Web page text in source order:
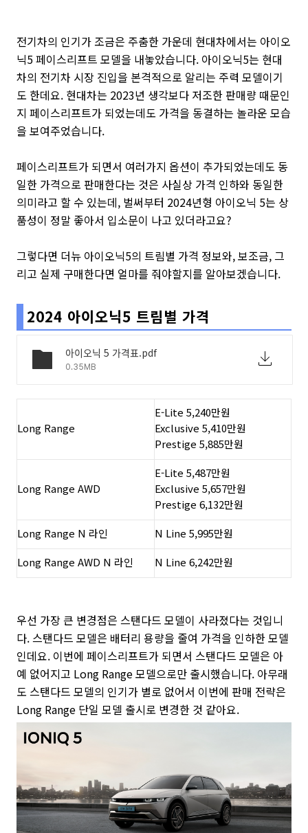
전기차의 인기가 조금은 주춤한 가운데 현대차에서는 아이오
닉5 페이스리프트 모델을 내놓았습니다. 아이오닉5는 현대
차의 전기차 시장 진입을 본격적으로 알리는 주력 모델이기
도 한데요. 현대차는 2023년 생각보다 저조한 판매량 때문인
지 페이스리프트가 되었는데도 가격을 동결하는 놀라운 모습
을 보여주었습니다.
페이스리프트가 되면서 여러가지 옵션이 추가되었는데도 동
일한 가격으로 판매한다는 것은 사실상 가격 인하와 동일한
의미라고 할 수 있는데, 벌써부터 2024년형 아이오닉 5는 상
품성이 정말 좋아서 입소문이 나고 있더라고요?
그렇다면 더뉴 아이오닉5의 트림별 가격 정보와, 보조금, 그
리고 실제 구매한다면 얼마를 줘야할지를 알아보겠습니다.
2024 아이오닉5 트림별 가격
아이오닉 5 가격표.pdf
0.35MB
Long Range
E-Lite 5,240만원
Exclusive 5,410만원
Prestige 5,885만원
Long Range AWD
E-Lite 5,487만원
Exclusive 5,657만원
Prestige 6,132만원
Long Range N 라인
N Line 5,995만원
Long Range AWD N 라인
N Line 6,242만원
우선 가장 큰 변경점은 스탠다드 모델이 사라졌다는 것입니
다. 스탠다드 모델은 배터리 용량을 줄여 가격을 인하한 모델
인데요. 이번에 페이스리프트가 되면서 스탠다드 모델은 아
예 없어지고 Long Range 모델으로만 출시했습니다. 아무래
도 스탠다드 모델의 인기가 별로 없어서 이번에 판매 전략은
Long Range 단일 모델 출시로 변경한 것 같아요.